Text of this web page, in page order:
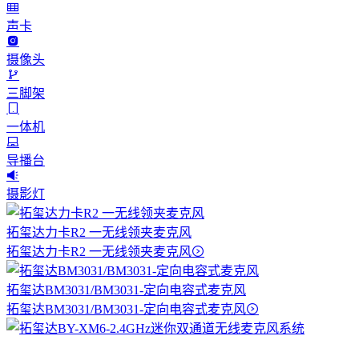
声卡
摄像头
三脚架
一体机
导播台
摄影灯
拓玺达力卡R2 一无线领夹麦克风
拓玺达力卡R2 一无线领夹麦克风
拓玺达BM3031/BM3031-定向电容式麦克风
拓玺达BM3031/BM3031-定向电容式麦克风